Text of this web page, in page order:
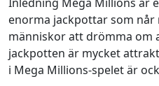
enorma jackpottar som
människor att drömma om
jackpotten är mycket
i Mega Millions-spelet är